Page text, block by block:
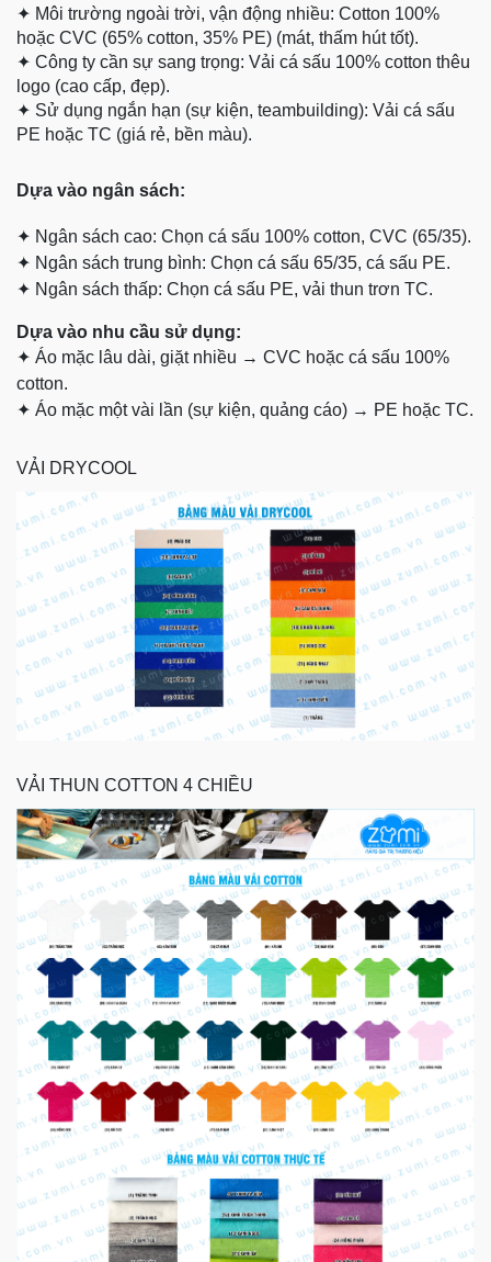
✦ Môi trường ngoài trời, vận động nhiều: Cotton 100%
hoặc CVC (65% cotton, 35% PE) (mát, thấm hút tốt).
✦ Công ty cần sự sang trọng: Vải cá sấu 100% cotton thêu
logo (cao cấp, đẹp).
✦ Sử dụng ngắn hạn (sự kiện, teambuilding): Vải cá sấu
PE hoặc TC (giá rẻ, bền màu).
Dựa vào ngân sách:
✦ Ngân sách cao: Chọn cá sấu 100% cotton, CVC (65/35).
✦ Ngân sách trung bình: Chọn cá sấu 65/35, cá sấu PE.
✦ Ngân sách thấp: Chọn cá sấu PE, vải thun trơn TC.
Dựa vào nhu cầu sử dụng:
✦ Áo mặc lâu dài, giặt nhiều → CVC hoặc cá sấu 100%
cotton.
✦ Áo mặc một vài lần (sự kiện, quảng cáo) → PE hoặc TC.
VẢI DRYCOOL
VẢI THUN COTTON 4 CHIỀU